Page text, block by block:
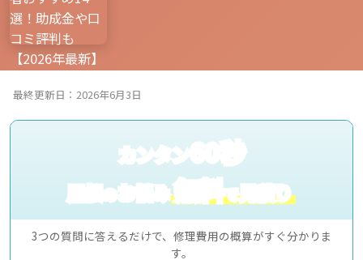
最終更新日：2026年6月3日
カンタン60秒
屋根のお悩み無料で見積り
3つの質問に答えるだけで、修理費用の概算がすぐ分かりま
す。